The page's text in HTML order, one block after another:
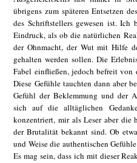
übrigens zum späteren Entsetzen
des Schriftstellers gewesen ist. Ich
Eindruck, als ob die natürlichen
der Ohnmacht, der Wut mit Hilfe
gehalten werden sollen. Die
Fabel einfließen, jedoch befreit von
Diese Gefühle tauchten dann aber
Gefühl der Beklemmung und der
sich auf die alltäglichen
konzentriert, mir als Leser aber die
der Brutalität bekannt sind. Ob
und Weise die authentischen
Es mag sein, dass ich mit dieser